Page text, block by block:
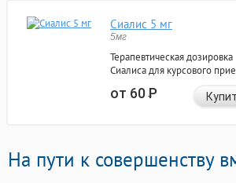
Сиалис 5 мг
5мг
Терапевтическая дозировка
Сиалиса для курсового
от 60Р
На пути к совершенству